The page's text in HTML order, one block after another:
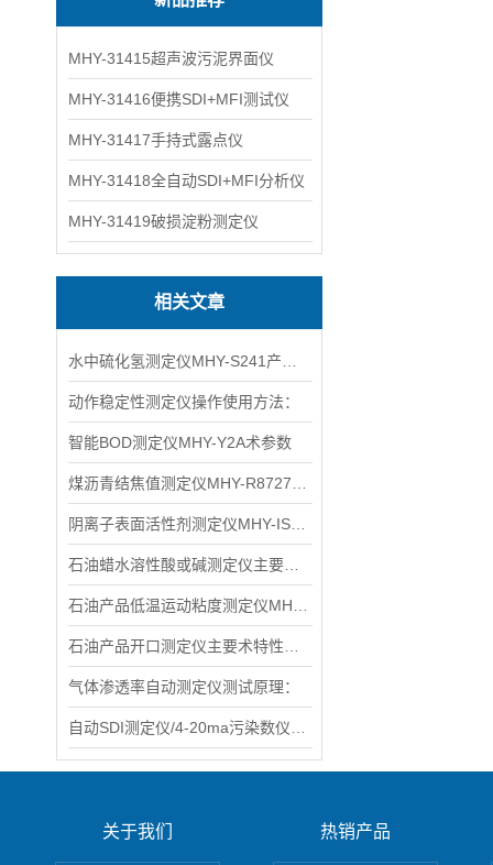
MHY-31415超声波污泥界面仪
MHY-31416便携SDI+MFI测试仪
MHY-31417手持式露点仪
MHY-31418全自动SDI+MFI分析仪
MHY-31419破损淀粉测定仪
相关文章
动作稳定性测定仪操作使用方法：
智能BOD测定仪MHY-Y2A术参数
气体渗透率自动测定仪测试原理：
关于我们 热销产品